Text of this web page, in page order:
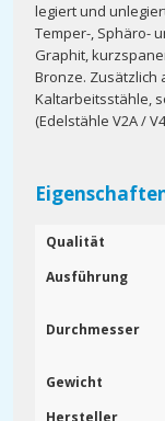
legiert und
Temper-, Sphäro-
Graphit,
Bronze. Zusätzlich
Kaltarbeitsstähle,
(Edelstähle V2A /
Qualität
Ausführung
Durchmesser
Gewicht
Hersteller